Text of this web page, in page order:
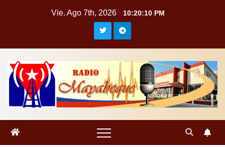
Vie. Ago 7th, 2026 10:20:11 PM